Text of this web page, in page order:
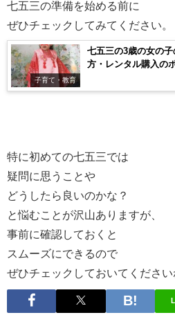
七五三の準備を始める前に
ぜひチェックしてみてください。
子育て・教育
七五三の3歳の女の
方・レンタル購入の
特に初めての七五三では
疑問に思うことや
どうしたら良いのかな？
と悩むことが沢山ありますが、
事前に確認しておくと
スムーズにできるので
ぜひチェックしておいてください